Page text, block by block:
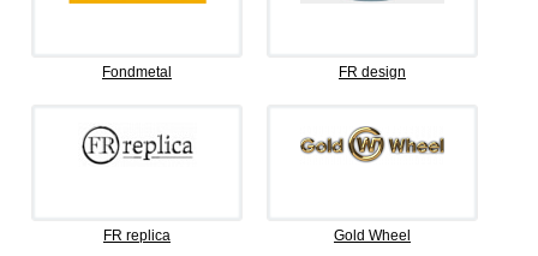
Fondmetal FR design
FR replica Gold Wheel